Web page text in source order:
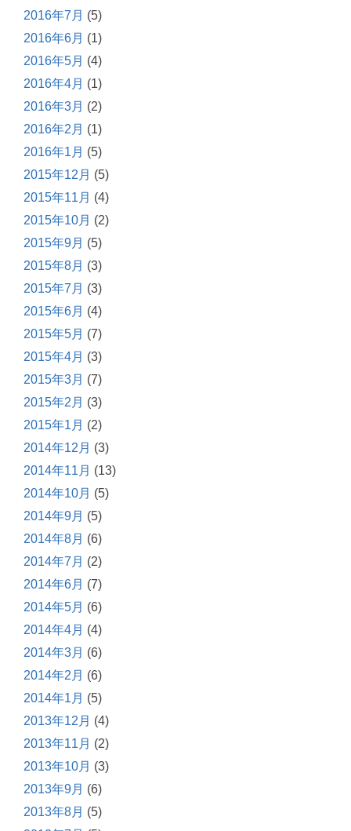
2016年7月 (5)
2016年6月 (1)
2016年5月 (4)
2016年4月 (1)
2016年3月 (2)
2016年2月 (1)
2016年1月 (5)
2015年12月 (5)
2015年11月 (4)
2015年10月 (2)
2015年9月 (5)
2015年8月 (3)
2015年7月 (3)
2015年6月 (4)
2015年5月 (7)
2015年4月 (3)
2015年3月 (7)
2015年2月 (3)
2015年1月 (2)
2014年12月 (3)
2014年11月 (13)
2014年10月 (5)
2014年9月 (5)
2014年8月 (6)
2014年7月 (2)
2014年6月 (7)
2014年5月 (6)
2014年4月 (4)
2014年3月 (6)
2014年2月 (6)
2014年1月 (5)
2013年12月 (4)
2013年11月 (2)
2013年10月 (3)
2013年9月 (6)
2013年8月 (5)